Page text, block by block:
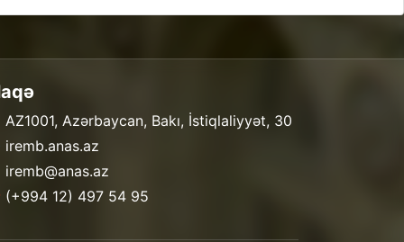
Azərbaycan, Bakı, İstiqlaliyyət, 30
12) 497 54 95